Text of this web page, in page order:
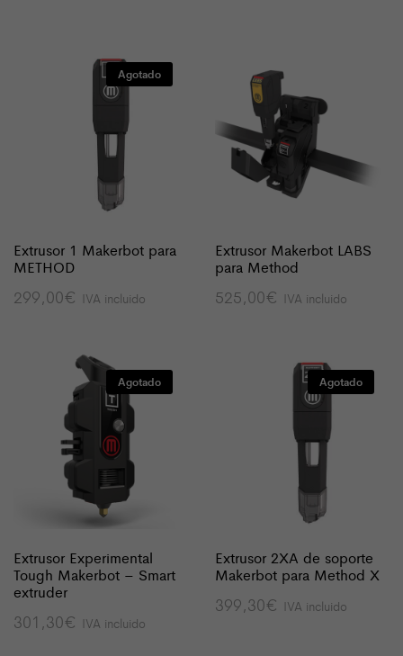
1.815,00€
Agotado
Extrusor 1 Makerbot para
METHOD
299,00€ IVA incluido
Extrusor Makerbot LABS
para Method
525,00€ IVA incluido
Agotado
Extrusor Experimental
Tough Makerbot – Smart
extruder
301,30€ IVA incluido
Agotado
Extrusor 2XA de soporte
Makerbot para Method X
399,30€ IVA incluido